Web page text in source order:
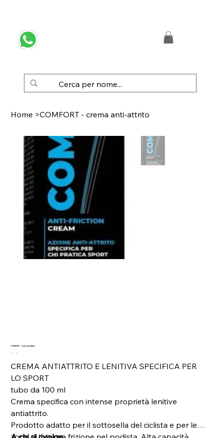
Home >COMFORT - crema anti-attrito
COMFORT - crema anti-attrito
Prezzo
Prezzo
CREMA ANTIATTRITO E LENITIVA SPECIFICA PER
LO SPORT
tubo da 100 ml
Crema specifica con intense proprietà lenitive
antiattrito.
Prodotto adatto per il sottosella del ciclista e per le